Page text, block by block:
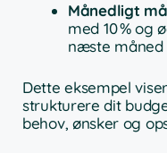
Månedligt
med 10 % og
næste måned
Dette eksempel
strukturere dit
behov, ønsker og